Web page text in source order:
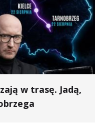
w trasę. Jadą,